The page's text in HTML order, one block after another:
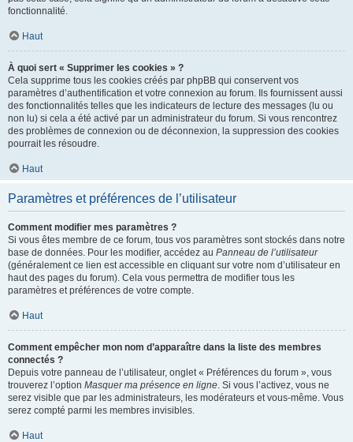
fonctionnalité.
Haut
À quoi sert « Supprimer les cookies » ?
Cela supprime tous les cookies créés par phpBB qui conservent vos
paramètres d’authentification et votre connexion au forum. Ils fournissent aussi
des fonctionnalités telles que les indicateurs de lecture des messages (lu ou
non lu) si cela a été activé par un administrateur du forum. Si vous rencontrez
des problèmes de connexion ou de déconnexion, la suppression des cookies
pourrait les résoudre.
Haut
Paramètres et préférences de l’utilisateur
Comment modifier mes paramètres ?
Si vous êtes membre de ce forum, tous vos paramètres sont stockés dans notre
base de données. Pour les modifier, accédez au Panneau de l’utilisateur
(généralement ce lien est accessible en cliquant sur votre nom d’utilisateur en
haut des pages du forum). Cela vous permettra de modifier tous les
paramètres et préférences de votre compte.
Haut
Comment empêcher mon nom d’apparaître dans la liste des membres
connectés ?
Depuis votre panneau de l’utilisateur, onglet « Préférences du forum », vous
trouverez l’option Masquer ma présence en ligne. Si vous l’activez, vous ne
serez visible que par les administrateurs, les modérateurs et vous-même. Vous
serez compté parmi les membres invisibles.
Haut